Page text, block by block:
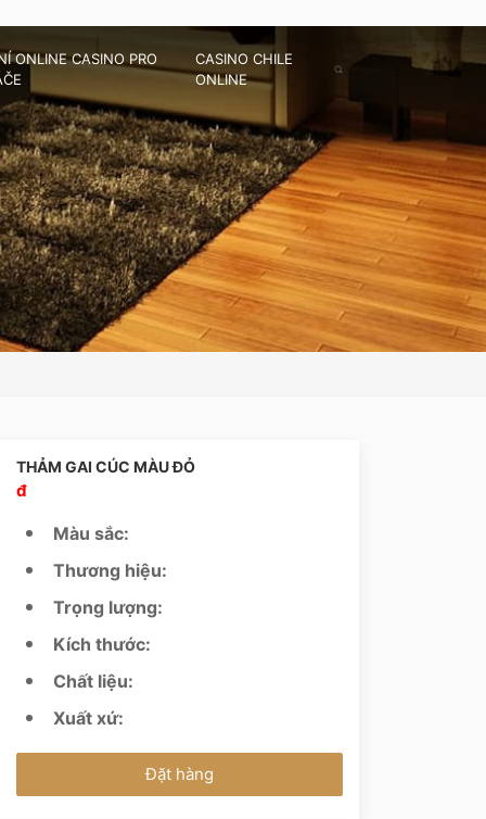
ONLINE CASINO PRO
CASINO CHILE
ONLINE
THẢM GAI CÚC MÀU ĐỎ
đ
Màu sắc:
Thương hiệu:
Trọng lượng:
Kích thước:
Chất liệu:
Xuất xứ:
Đặt hàng